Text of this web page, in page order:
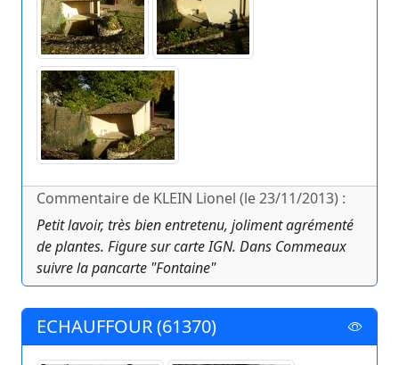
Commentaire de KLEIN Lionel (le 23/11/2013) :
Petit lavoir, très bien entretenu, joliment agrémenté
de plantes. Figure sur carte IGN. Dans Commeaux
suivre la pancarte "Fontaine"
ECHAUFFOUR (61370)